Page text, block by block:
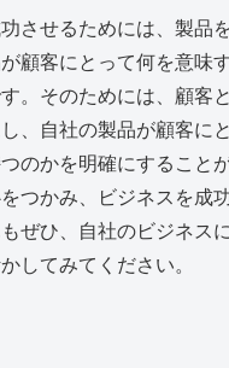
させるためには、製品
顧客にとって何を意味
。そのためには、顧客
、自社の製品が顧客に
つのかを明確にすること
つかみ、ビジネスを成
ぜひ、自社のビジネス
してみてください。